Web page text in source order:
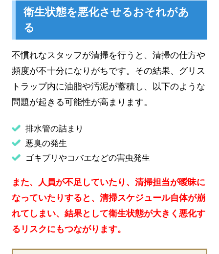
衛生状態を悪化させるおそれがあ
る
不慣れなスタッフが清掃を行うと、清掃の仕方や
頻度が不十分になりがちです。その結果、グリス
トラップ内に油脂や汚泥が蓄積し、以下のような
問題が起きる可能性が高まります。
排水管の詰まり
悪臭の発生
ゴキブリやコバエなどの害虫発生
また、人員が不足していたり、清掃担当が曖昧に
なっていたりすると、清掃スケジュール自体が崩
れてしまい、結果として衛生状態が大きく悪化す
るリスクにもつながります。